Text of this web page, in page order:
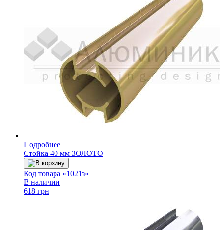
Подробнее
Стойка 40 мм ЗОЛОТО
В корзину
Код товара «1021з»
В наличии
618 грн